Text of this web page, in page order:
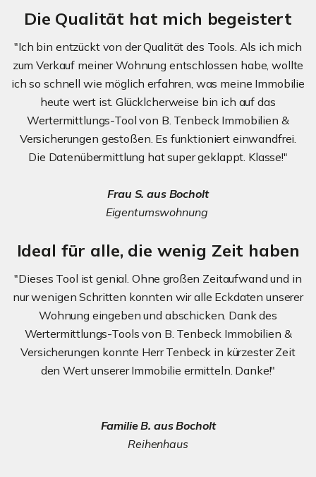
Die Qualität hat mich begeistert
"Ich bin entzückt von der Qualität des Tools. Als ich mich
zum Verkauf meiner Wohnung entschlossen habe, wollte
ich so schnell wie möglich erfahren, was meine Immobilie
heute wert ist. Glücklcherweise bin ich auf das
Wertermittlungs-Tool von B. Tenbeck Immobilien &
Versicherungen gestoßen. Es funktioniert einwandfrei.
Die Datenübermittlung hat super geklappt. Klasse!"
Frau S. aus Bocholt
Eigentumswohnung
Ideal für alle, die wenig Zeit haben
"Dieses Tool ist genial. Ohne großen Zeitaufwand und in
nur wenigen Schritten konnten wir alle Eckdaten unserer
Wohnung eingeben und abschicken. Dank des
Wertermittlungs-Tools von B. Tenbeck Immobilien &
Versicherungen konnte Herr Tenbeck in kürzester Zeit
den Wert unserer Immobilie ermitteln. Danke!"
Familie B. aus Bocholt
Reihenhaus